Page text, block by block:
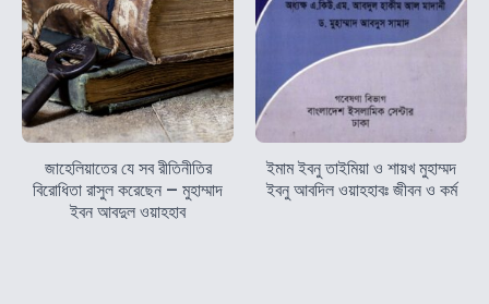
জাহেলিয়াতের যে সব রীতিনীতির
বিরোধিতা রাসুল করেছেন – মুহাম্মাদ
ইবন আবদুল ওয়াহহাব
ইমাম ইবনু তাইমিয়া ও শায়খ মুহাম্মদ
ইবনু আবদিল ওয়াহহাবঃ জীবন ও কর্ম